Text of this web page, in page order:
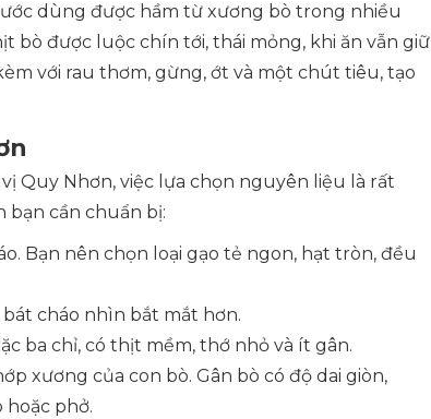
dùng được hầm từ xương bò trong nhiều
bò được luộc chín tới, thái mỏng, khi ăn vẫn giữ
với rau thơm, gừng, ớt và một chút tiêu, tạo
Quy Nhơn, việc lựa chọn nguyên liệu là rất
cần chuẩn bị:
Bạn nên chọn loại gạo tẻ ngon, hạt tròn, đều
cháo nhìn bắt mắt hơn.
ba chỉ, có thịt mềm, thớ nhỏ và ít gân.
xương của con bò. Gân bò có độ dai giòn,
phở.